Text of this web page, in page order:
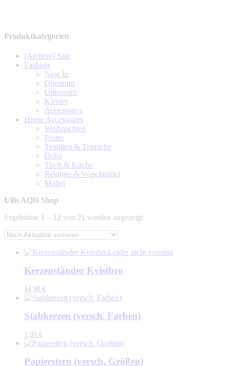
Produktkategorien
[Archive] Sale
Fashion
New In
Obenrum
Untenrum
Kleider
Accessoires
Home Accessoires
Weihnachten
Poster
Textilien & Teppiche
Deko
Tisch & Küche
Reiniger & Waschmittel
Möbel
Ullis AQH Shop
Ergebnisse 1 – 12 von 21 werden angezeigtNach
Leider nicht vorrätig
Kerzenständer Kvistbro
44,90 €
Stabkerzen (versch. Farben)
1,99 €
Papierstern (versch. Größen)